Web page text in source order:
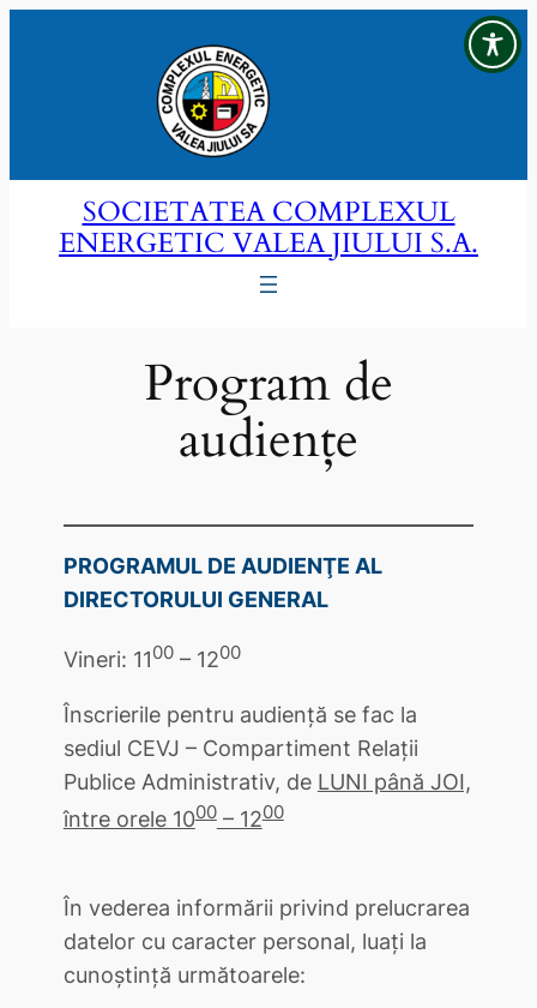
SOCIETATEA COMPLEXUL
ENERGETIC VALEA JIULUI S.A.
Program de
audiențe
PROGRAMUL DE AUDIENŢE AL
DIRECTORULUI GENERAL
Vineri: 1100– 1200
Înscrierile pentru audienţă se fac la
sediul CEVJ – Compartiment Relaţii
Publice Administrativ, de LUNI până JOI,
între orele 1000– 1200
În vederea informării privind prelucrarea
datelor cu caracter personal, luați la
cunoștință următoarele: